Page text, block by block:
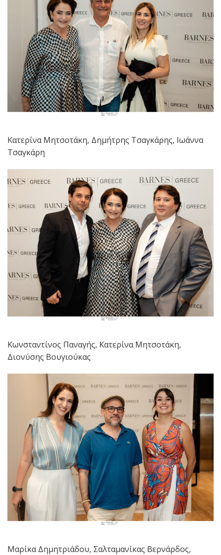
Κατερίνα Μητσοτάκη, Δημήτρης Τσαγκάρης, Ιωάννα
Τσαγκάρη
Κωνσταντίνος Παναγής, Κατερίνα Μητσοτάκη,
Διονύσης Βουγιούκας
Μαρίκα Δημητριάδου, Σαλταμανίκας Βερνάρδος,